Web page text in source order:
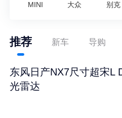
MINI 大众 别克
推荐 新车 导购
东风日产NX7尺寸超宋L
光雷达